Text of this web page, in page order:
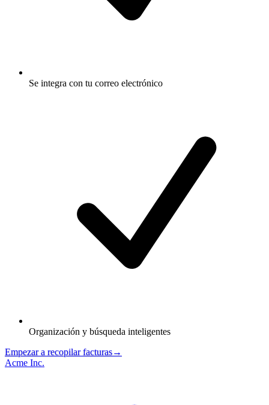
Se integra con tu correo electrónico
Organización y búsqueda inteligentes
Empezar a recopilar facturas→
Acme Inc.